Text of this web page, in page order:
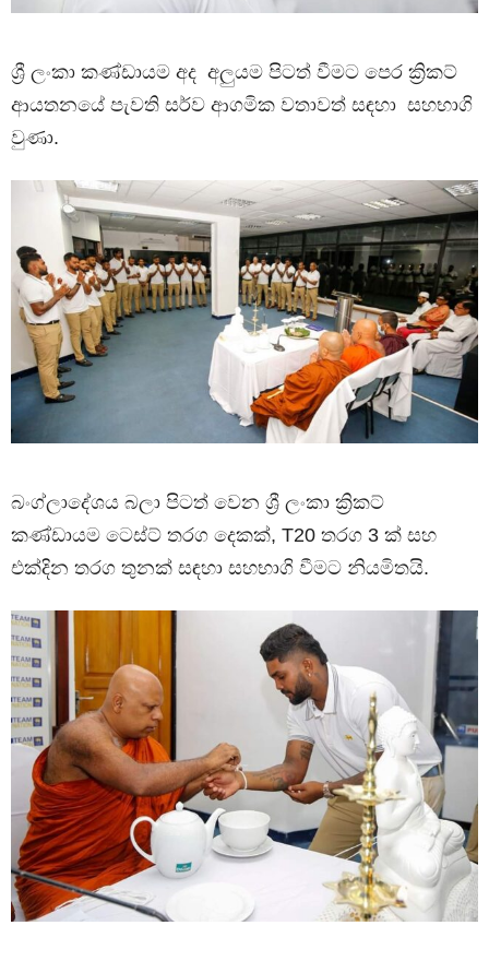
ශ්‍රී ලංකා කණ්ඩායම අද අලුයම පිටත් වීමට පෙර ක්‍රිකට්
ආයතනයේ පැවති සර්ව ආගමික වතාවත් සඳහා සහභාගි
වුණා.
බංග්ලාදේශය බලා පිටත් වෙන ශ්‍රී ලංකා ක්‍රිකට්
කණ්ඩායම ටෙස්ට් තරග දෙකක්, T20 තරග 3 ක් සහ
එක්දින තරග තුනක් සඳහා සහභාගි වීමට නියමිතයි.